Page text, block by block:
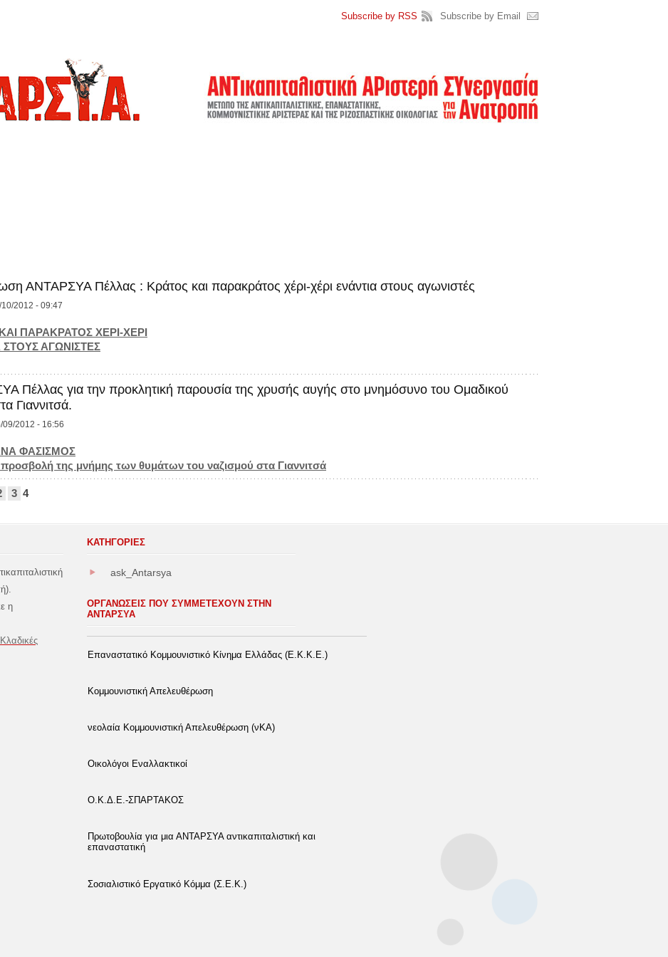
ΑΝΤΑΡΣΥΑ Πέλλας : Κράτος και παρακράτος χέρι-χέρι ενάντια στους αγωνιστές
2012 - 09:47
ΠΑΡΑΚΡΑΤΟΣ ΧΕΡΙ-ΧΕΡΙ
ΣΤΟΥΣ ΑΓΩΝΙΣΤΕΣ
Πέλλας για την προκλητική παρουσία της χρυσής αυγής στο μνημόσυνο του Ομαδικού
Γιαννιτσά.
09/2012 - 16:56
ΦΑΣΙΣΜΟΣ
της μνήμης των θυμάτων του ναζισμού στα Γιαννιτσά
3 4
Subscribe by RSS Subscribe by Email
η
ΚΑΤΗΓΟΡΊΕΣ
ask_Antarsya
ΟΡΓΑΝΩΣΕΙΣ ΠΟΥ ΣΥΜΜΕΤΕΧΟΥΝ ΣΤΗΝ
ΑΝΤΑΡΣΥΑ
Επαναστατικό Κομμουνιστικό Κίνημα Ελλάδας (Ε.Κ.Κ.Ε.)
Κομμουνιστική Απελευθέρωση
νεολαία Κομμουνιστική Απελευθέρωση (νΚΑ)
Οικολόγοι Εναλλακτικοί
Ο.Κ.Δ.Ε.-ΣΠΑΡΤΑΚΟΣ
Πρωτοβουλία για μια ΑΝΤΑΡΣΥΑ αντικαπιταλιστική και
επαναστατική
Σοσιαλιστικό Εργατικό Κόμμα (Σ.Ε.Κ.)